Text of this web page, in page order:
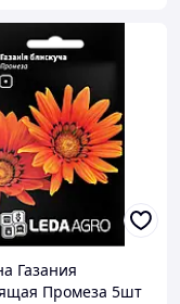
Газания
Промеза 5шт